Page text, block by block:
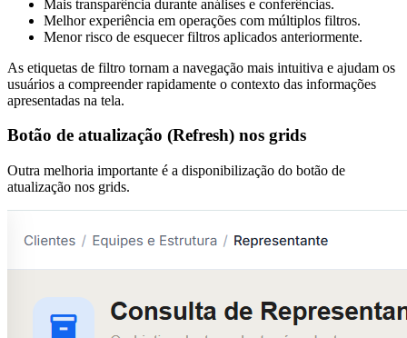
Mais transparência durante análises e conferências.
Melhor experiência em operações com múltiplos filtros.
Menor risco de esquecer filtros aplicados anteriormente.
As etiquetas de filtro tornam a navegação mais intuitiva e ajudam os
usuários a compreender rapidamente o contexto das informações
apresentadas na tela.
Botão de atualização (Refresh) nos grids
Outra melhoria importante é a disponibilização do botão de
atualização nos grids.